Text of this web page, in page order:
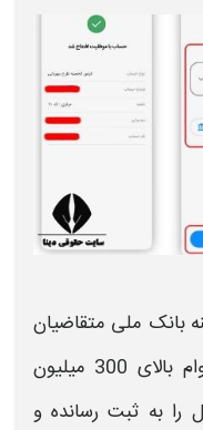
بانک ملی متقاضیان
بالای 300 میلیون
را به ثبت رسانده و